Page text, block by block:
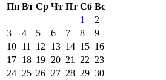
Пн Вт Ср Чт Пт Сб Вс
1
2
3
4 5 6 7 8
9
10 11 12 13 14 15 16
17 18 19 20 21 22 23
24 25 26 27 28 29 30